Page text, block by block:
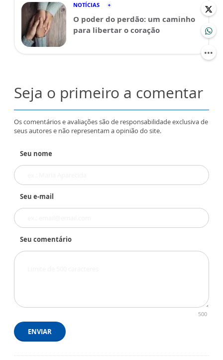
NOTÍCIAS
O poder do perdão: um caminho
para libertar o coração
Seja o primeiro a comentar
Os comentários e avaliações são de responsabilidade exclusiva de
seus autores e não representam a opinião do site.
Seu nome
Seu e-mail
Seu comentário
500
ENVIAR